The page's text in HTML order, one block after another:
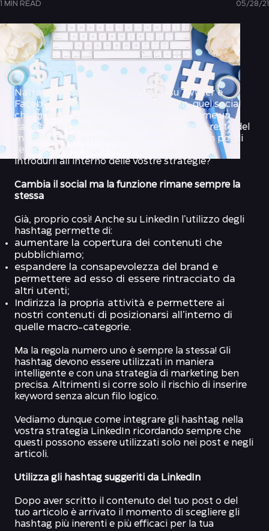
1 MIN READ 05/28/21
Nati su Instagram, approdati poi su Twitter e
Facebook e adesso anche su LinkedIn, quel social
che fin dalla sua nascita si presentava come un
canale a sé pian piano si sta adeguando al resto del
mondo social. Arrivati su LinkedIn già da un po’ di
tempo vi siete mai chiesti come è possibile
introdurli all’interno delle vostre strategie?
Cambia il social ma la funzione rimane sempre la
stessa
Già, proprio così! Anche su LinkedIn l’utilizzo degli
hashtag permette di:
aumentare la copertura dei contenuti che
pubblichiamo;
espandere la consapevolezza del brand e
permettere ad esso di essere rintracciato da
altri utenti;
Indirizza la propria attività e permettere ai
nostri contenuti di posizionarsi all’interno di
quelle macro-categorie.
Ma la regola numero uno è sempre la stessa! Gli
hashtag devono essere utilizzati in maniera
intelligente e con una strategia di marketing ben
precisa. Altrimenti si corre solo il rischio di inserire
keyword senza alcun filo logico.
Vediamo dunque come integrare gli hashtag nella
vostra strategia LinkedIn ricordando sempre che
questi possono essere utilizzati solo nei post e negli
articoli.
Utilizza gli hashtag suggeriti da LinkedIn
Dopo aver scritto il contenuto del tuo post o del
tuo articolo è arrivato il momento di scegliere gli
hashtag più inerenti e più efficaci per la tua